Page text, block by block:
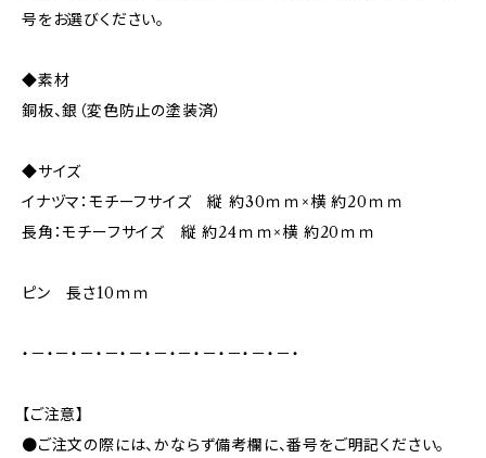
号をお選びください。
◆素材
銅板、銀（変色防止の塗装済）
◆サイズ
イナヅマ：モチーフサイズ 縦 約30ｍｍ×横 約20ｍｍ
長角：モチーフサイズ 縦 約24ｍｍ×横 約20ｍｍ
ピン 長さ10ｍｍ
・－・－・－・－・－・－・－・－・－・－・－・
【ご注意】
●ご注文の際には、かならず備考欄に、番号をご明記ください。